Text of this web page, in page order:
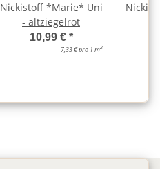
Nickistoff *Marie* Uni
- altziegelrot
10,99 € *
7,33 € pro 1 m2